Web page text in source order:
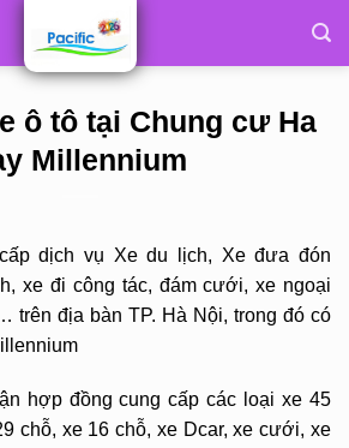
ô tô tại Chung cư Ha
Millennium
dịch vụ Xe du lịch, Xe đưa đón
xe đi công tác, đám cưới, xe ngoại
trên địa bàn TP. Hà Nội, trong đó có
hợp đồng cung cấp các loại xe 45
chỗ, xe 16 chỗ, xe Dcar, xe cưới, xe